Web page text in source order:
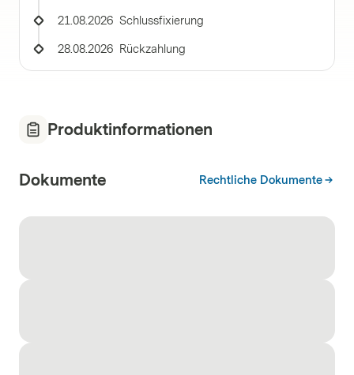
21.08.2026 Schlussfixierung
28.08.2026 Rückzahlung
Produktinformationen
Dokumente Rechtliche Dokumente